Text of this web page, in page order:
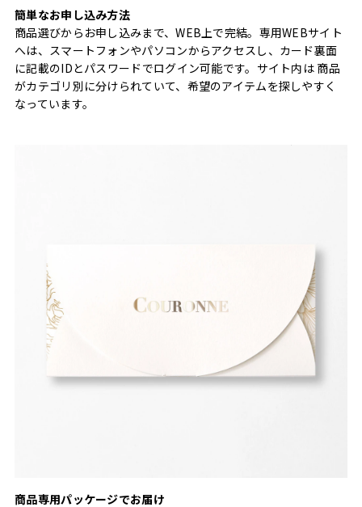
簡単なお申し込み方法
商品選びからお申し込みまで、WEB上で完結。専用WEBサイト
へは、スマートフォンやパソコンからアクセスし、カード裏面
に記載のIDとパスワードでログイン可能です。サイト内は 商品
がカテゴリ別に分けられていて、希望のアイテムを探しやすく
なっています。
商品専用パッケージでお届け